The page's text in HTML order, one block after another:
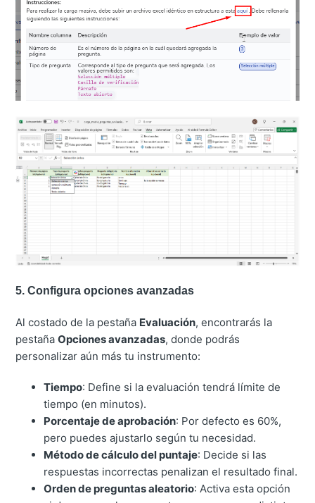
5. Configura opciones avanzadas
Al costado de la pestaña Evaluación, encontrarás la
pestañaOpciones avanzadas, donde podrás
personalizar aún más tu instrumento:
Tiempo: Define si la evaluación tendrá límite de
tiempo (en minutos).
Porcentaje de aprobación: Por defecto es 60%,
pero puedes ajustarlo según tu necesidad.
Método de cálculo del puntaje: Decide si las
respuestas incorrectas penalizan el resultado final.
Orden de preguntas aleatorio: Activa esta opción